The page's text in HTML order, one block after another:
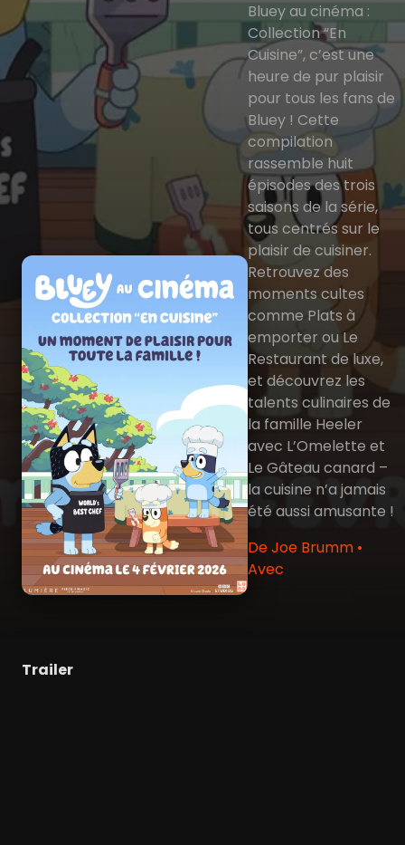
Bluey au cinéma :
Collection “En
Cuisine”, c’est une
heure de pur plaisir
pour tous les fans de
Bluey ! Cette
compilation
rassemble huit
épisodes des trois
saisons de la série,
tous centrés sur le
plaisir de cuisiner.
Retrouvez des
moments cultes
comme Plats à
emporter ou Le
Restaurant de luxe,
et découvrez les
talents culinaires de
la famille Heeler
avec L’Omelette et
Le Gâteau canard –
la cuisine n’a jamais
été aussi amusante !
De Joe Brumm •
Avec
Trailer